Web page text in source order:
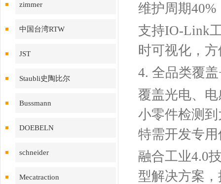
zimmer
中国台湾RTW
JST
Staubli史陶比尔
Bussmann
DOEBELN
schneider
Mecatraction
维护周期
支持IO-Link
时可视化，
4. ‌全品类覆
覆盖光电、
小零件检测
特需开发专
融合工业4.0
型解决方案